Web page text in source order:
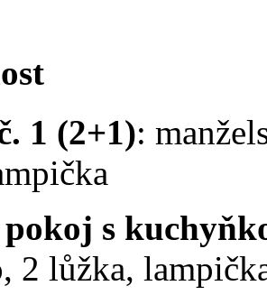
1 (2+1):
s
2 lůžka,